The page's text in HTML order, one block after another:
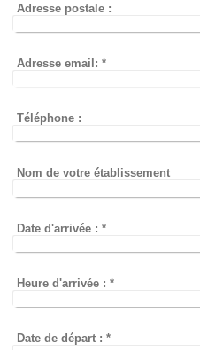
Adresse postale :
Adresse email: *
Téléphone :
Nom de votre établissement
Date d'arrivée : *
Heure d'arrivée :*
Date de départ : *